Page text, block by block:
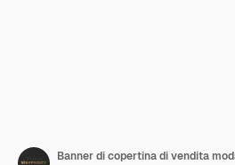
Banner di copertina di vendita